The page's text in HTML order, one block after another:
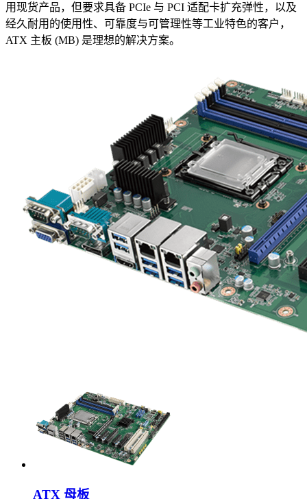
用现货产品，但要求具备 PCIe 与 PCI 适配卡扩充弹性，以及
经久耐用的使用性、可靠度与可管理性等工业特色的客户，
ATX 主板 (MB) 是理想的解决方案。
ATX 母板